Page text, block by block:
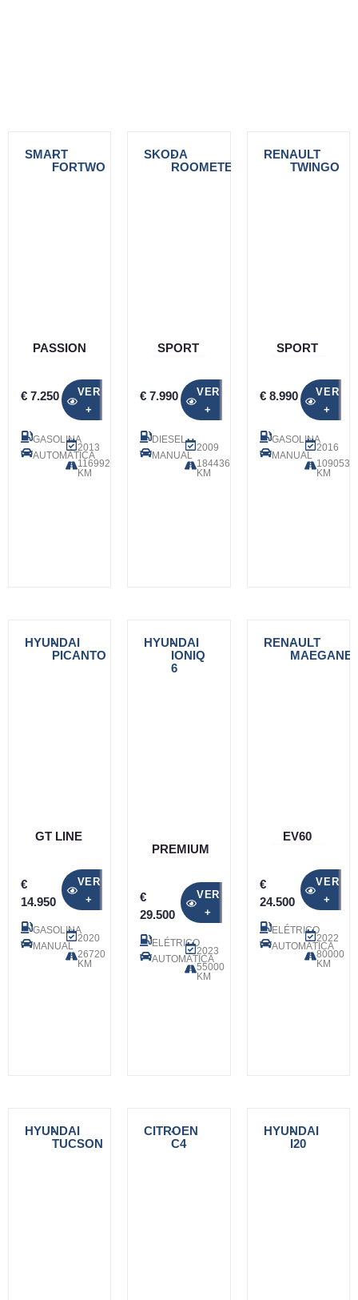
SMART
-
FORTWO
PASSION
€ 7.250
VER
+
GASOLINA
AUTOMÁTICA
2013
116992
KM
SKODA
-
ROOMETER
SPORT
€ 7.990
VER
+
DIESEL
MANUAL
2009
184436
KM
RENAULT
-
TWINGO
SPORT
€ 8.990
VER
+
GASOLINA
MANUAL
2016
109053
KM
HYUNDAI
-
PICANTO
GT LINE
€
14.950
VER
+
GASOLINA
MANUAL
2020
26720
KM
HYUNDAI
-
IONIQ
6
PREMIUM
€
29.500
VER
+
ELÉTRICO
AUTOMÁTICA
2023
55000
KM
RENAULT
-
MAEGANE
EV60
€
24.500
VER
+
ELÉTRICO
AUTOMÁTICA
2022
80000
KM
HYUNDAI
-
TUCSON
CITROEN
-
C4
HYUNDAI
-
I20